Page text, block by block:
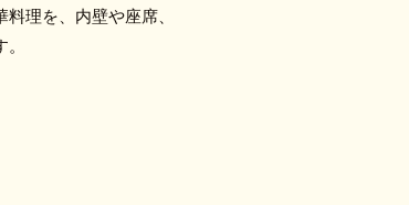
理を、内壁や座席、